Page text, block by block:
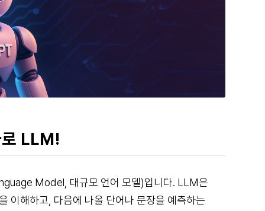
LLM!
Model, 대규모 언어 모델)입니다. LLM은
이해하고, 다음에 나올 단어나 문장을 예측하는